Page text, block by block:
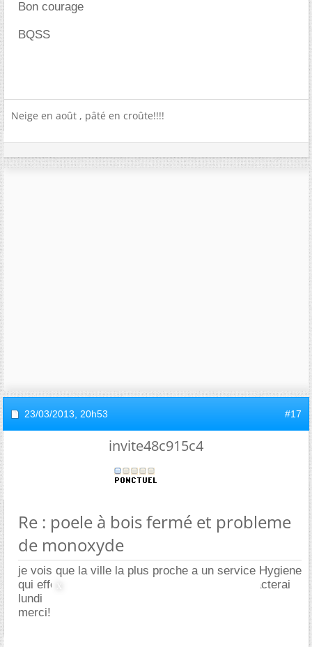
Bon courage
BQSS
Neige en août , pâté en croûte!!!!
23/03/2013, 20h53 #17
invite48c915c4
Re : poele à bois fermé et probleme
de monoxyde
je vois que la ville la plus proche a un service Hygiene
qui effectue des controles de taux, je les contacterai
lundi
merci!